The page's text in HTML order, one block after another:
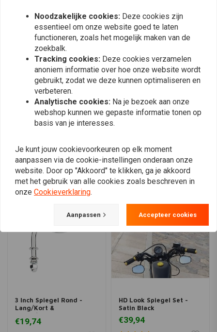
Kies het juiste schroefdraad. (0 beoordelingen)
Plaats ook een review
Vergelijkbare producten
3 Inch Spiegel Rond -
Lang/Kort &
Zwart/Chrome
€19,74
HD Look Spiegel Set -
Satin Black
€39,94
Noodzakelijke cookies: Deze cookies zijn
essentieel om onze website goed te laten
functioneren, zoals het mogelijk maken van de
zoekbalk.
Tracking cookies: Deze cookies verzamelen
anoniem informatie over hoe onze website wordt
gebruikt, zodat we deze kunnen optimaliseren en
verbeteren.
Analytische cookies: Na je bezoek aan onze
webshop kunnen we gepaste informatie tonen op
basis van je interesses.
Je kunt jouw cookievoorkeuren op elk moment
aanpassen via de cookie-instellingen onderaan onze
website. Door op "Akkoord" te klikken, ga je akkoord
met het gebruik van alle cookies zoals beschreven in
onze Cookieverklaring.
Aanpassen Accepteer cookies